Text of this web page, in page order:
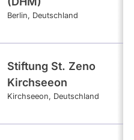
Berlin Deutschland
Stiftung St. Zeno
Kirchseeon
Kirchseeon Deutschland